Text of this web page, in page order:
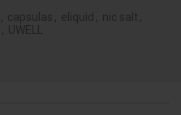
, capsulas , eliquid , nic salt ,
, UWELL